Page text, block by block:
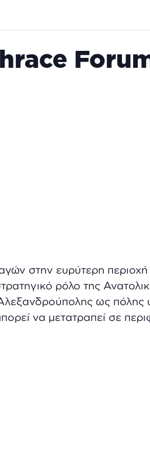
στην ευρύτερη
ρόλο της
ως πόλης
να μετατραπεί σε